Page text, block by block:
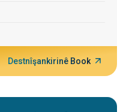
Destnîşankirinê Book